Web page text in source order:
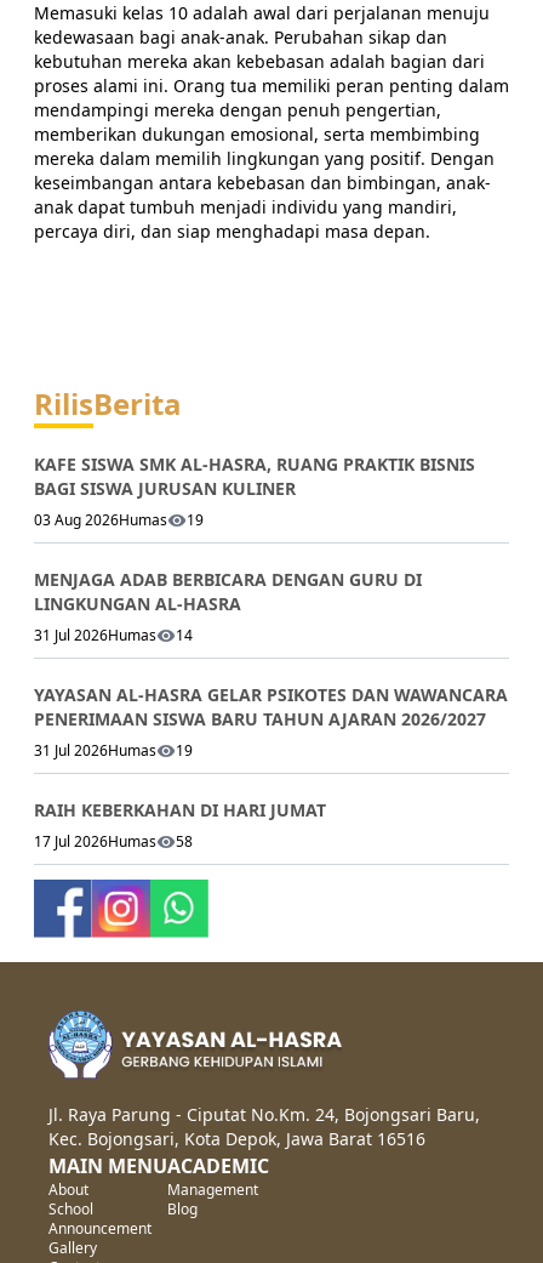
Memasuki kelas 10 adalah awal dari perjalanan menuju
kedewasaan bagi anak-anak. Perubahan sikap dan
kebutuhan mereka akan kebebasan adalah bagian dari
proses alami ini. Orang tua memiliki peran penting dalam
mendampingi mereka dengan penuh pengertian,
memberikan dukungan emosional, serta membimbing
mereka dalam memilih lingkungan yang positif. Dengan
keseimbangan antara kebebasan dan bimbingan, anak-
anak dapat tumbuh menjadi individu yang mandiri,
percaya diri, dan siap menghadapi masa depan.
RilisBerita
KAFE SISWA SMK AL-HASRA, RUANG PRAKTIK BISNIS
BAGI SISWA JURUSAN KULINER
03 Aug 2026Humas 19
MENJAGA ADAB BERBICARA DENGAN GURU DI
LINGKUNGAN AL-HASRA
31 Jul 2026Humas 14
YAYASAN AL-HASRA GELAR PSIKOTES DAN WAWANCARA
PENERIMAAN SISWA BARU TAHUN AJARAN 2026/2027
31 Jul 2026Humas 19
RAIH KEBERKAHAN DI HARI JUMAT
17 Jul 2026Humas 58
Jl. Raya Parung - Ciputat No.Km. 24, Bojongsari Baru,
Kec. Bojongsari, Kota Depok, Jawa Barat 16516
MAIN MENU
About
School
Announcement
Gallery
ACADEMIC
Management
Blog